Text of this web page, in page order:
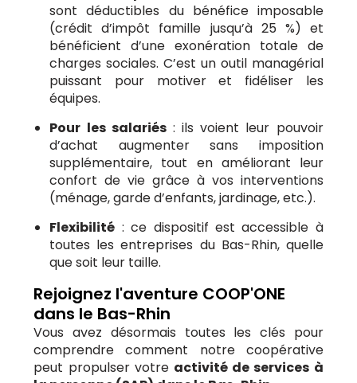
sont déductibles du bénéfice imposable
(crédit d’impôt famille jusqu’à 25 %) et
bénéficient d’une exonération totale de
charges sociales. C’est un outil managérial
puissant pour motiver et fidéliser les
équipes.
Pour les salariés: ils voient leur pouvoir
d’achat augmenter sans imposition
supplémentaire, tout en améliorant leur
confort de vie grâce à vos interventions
(ménage, garde d’enfants, jardinage, etc.).
Flexibilité : ce dispositif est accessible à
toutes les entreprises du Bas-Rhin, quelle
que soit leur taille.
Rejoignez l'aventure COOP'ONE
dans le Bas-Rhin
Vous avez désormais toutes les clés pour
comprendre comment notre coopérative
peut propulser votre activité de services à